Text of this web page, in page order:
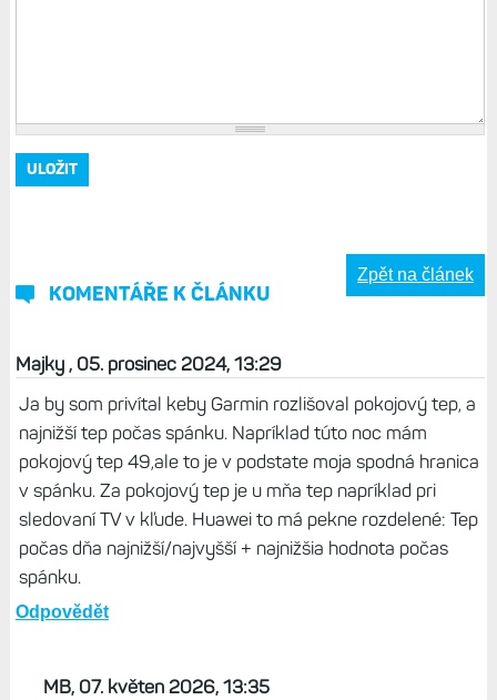
KOMENTÁŘE K ČLÁNKU
Zpět na článek
Majky , 05. prosinec 2024, 13:29
Ja by som privítal keby Garmin rozlišoval pokojový tep, a
najnižší tep počas spánku. Napríklad túto noc mám
pokojový tep 49,ale to je v podstate moja spodná hranica
v spánku. Za pokojový tep je u mňa tep napríklad pri
sledovaní TV v kľude. Huawei to má pekne rozdelené: Tep
počas dňa najnižší/najvyšší + najnižšia hodnota počas
spánku.
Odpovědět
MB, 07. květen 2026, 13:35